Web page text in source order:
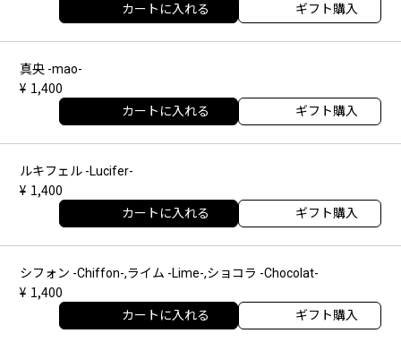
カートに入れる ギフト購入
真央 -mao-
1,400
カートに入れる ギフト購入
ルキフェル -Lucifer-
1,400
カートに入れる ギフト購入
シフォン -Chiffon-,ライム -Lime-,ショコラ -Chocolat-
1,400
カートに入れる ギフト購入